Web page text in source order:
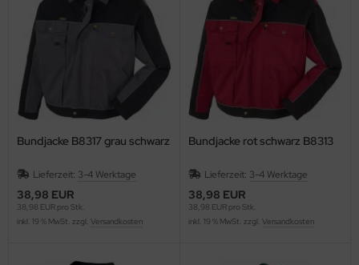
Bundjacke B8317 grau schwarz
Lieferzeit: 3-4 Werktage
38,98 EUR
38,98 EUR pro Stk.
inkl. 19 % MwSt. zzgl. Versandkosten
Bundjacke rot schwarz B8313
Lieferzeit: 3-4 Werktage
38,98 EUR
38,98 EUR pro Stk.
inkl. 19 % MwSt. zzgl. Versandkosten